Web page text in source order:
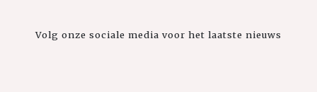
Volg onze sociale media voor het laatste nieuws